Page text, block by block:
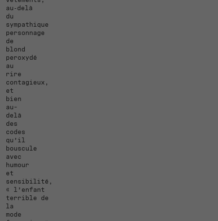
au‑delà
du
sympathique
personnage
de
blond
peroxydé
au
rire
contagieux,
et
bien
au-
delà
des
codes
qu’il
bouscule
avec
humour
et
sensibilité,
« l’enfant
terrible de
la
mode